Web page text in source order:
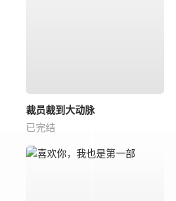
裁员裁到大动脉
已完结